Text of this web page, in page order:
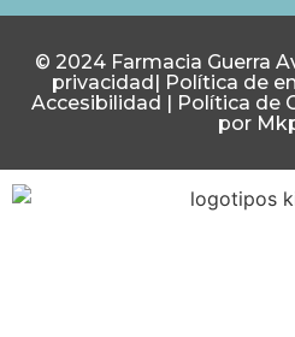
© 2024 Farmacia Guerra
privacidad| Política de
Accesibilidad | Política de
por